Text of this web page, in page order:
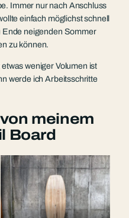
Immer nur nach Anschluss
einfach möglichst schnell
Ende neigenden Sommer
zu können.
weniger Volumen ist
werde ich Arbeitsschritte
meinem
Board